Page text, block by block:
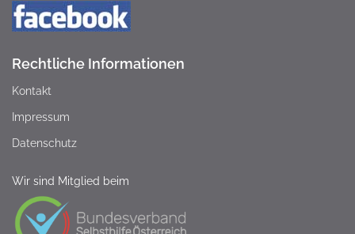
Rechtliche Informationen
Kontakt
Impressum
Datenschutz
Wir sind Mitglied beim